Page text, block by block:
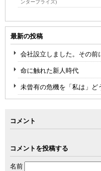
ンタープライズ)
最新の投稿
会社設立しました。その前
命に触れた新人時代
未曾有の危機を「私は」ど
コメント
コメントを投稿する
名前